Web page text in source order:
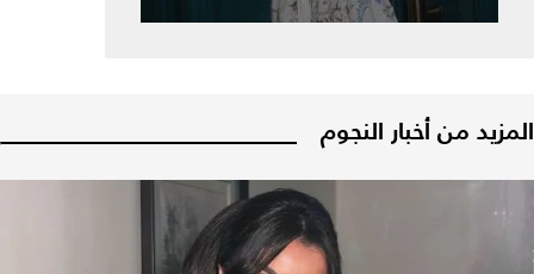
المزيد من أخبار النجوم